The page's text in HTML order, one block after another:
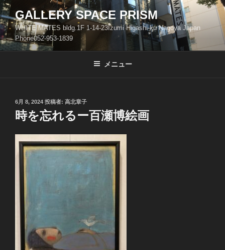
コ
ン
テ
ン
ツ
GALLERY SPACE PRISM
WHITE MATES bldg.1F 1-14-23Izumi Higashi-ku Nagoya Japan
Phone052-953-1839
メニュー
投
稿
日:
6月 8, 2024 投稿者: 高北章子
時を忘れるー百瀬博絵画